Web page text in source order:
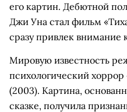
его картин. Дебютной
Джи Уна стал фильм
сразу привлек внимание
Мировую известность
психологический
(2003). Картина,
сказке, получила